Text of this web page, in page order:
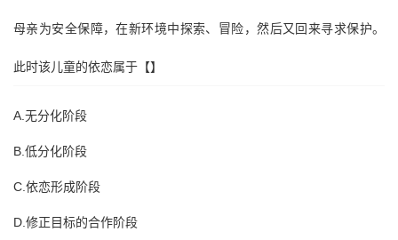
母亲为安全保障，在新环境中探索、冒险，然后又回来寻求保护。
此时该儿童的依恋属于【】
A.无分化阶段
B.低分化阶段
C.依恋形成阶段
D.修正目标的合作阶段